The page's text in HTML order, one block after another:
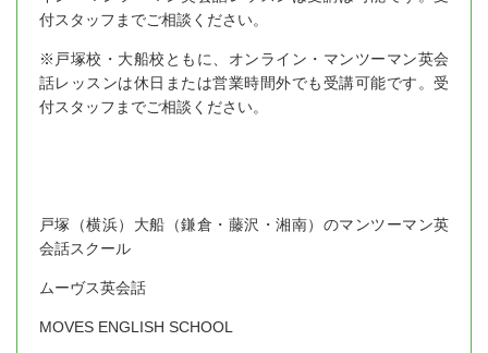
付スタッフまでご相談ください。
※戸塚校・大船校ともに、オンライン・マンツーマン英会
話レッスンは休日または営業時間外でも受講可能です。受
付スタッフまでご相談ください。
戸塚（横浜）大船（鎌倉・藤沢・湘南）のマンツーマン英
会話スクール
ムーヴス英会話
MOVES ENGLISH SCHOOL